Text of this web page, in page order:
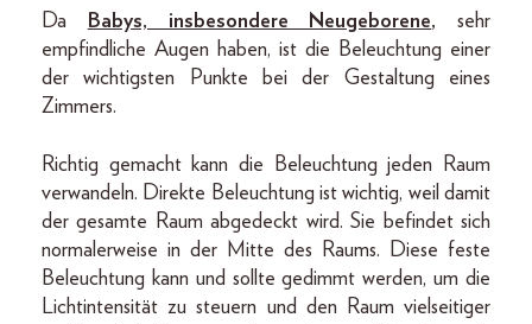
Da Babys, insbesondere Neugeborene, sehr
empfindliche Augen haben, ist die Beleuchtung einer
der wichtigsten Punkte bei der Gestaltung eines
Zimmers.
Richtig gemacht kann die Beleuchtung jeden Raum
verwandeln. Direkte Beleuchtung ist wichtig, weil damit
der gesamte Raum abgedeckt wird. Sie befindet sich
normalerweise in der Mitte des Raums. Diese feste
Beleuchtung kann und sollte gedimmt werden, um die
Lichtintensität zu steuern und den Raum vielseitiger